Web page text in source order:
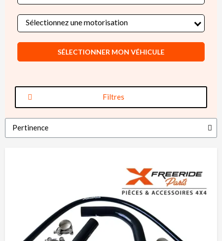
Filtres
Sélectionnez une motorisation
SÉLECTIONNER MON VÉHICULE